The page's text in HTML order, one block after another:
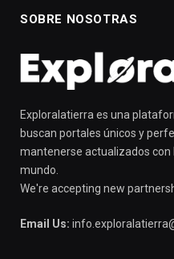
SOBRE NOSOTRAS
Exploralatierra es una
buscan portales únicos y
mantenerse actualizados con
mundo.
We're accepting new
Email Us: